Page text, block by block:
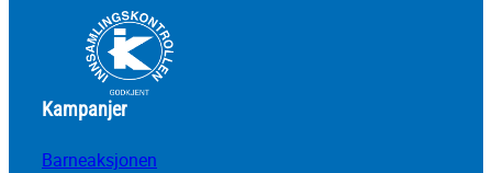
Kampanjer
Barneaksjonen